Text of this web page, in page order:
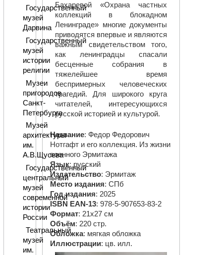
Бахаревой «Охрана частных
коллекций в блокадном
Ленинграде» многие документы
приводятся впервые и являются
важным свидетельством того,
как ленинградцы спасали
бесценные собрания в
тяжелейшее время
беспримерных человеческих
трагедий. Для широкого круга
читателей, интересующихся
русской историей и культурой.
Название: Федор Федорович
Нотгафт и его коллекция. Из жизни
военного Эрмитажа
Язык: русский
Издательство: Эрмитаж
Место издания: СПб
Год издания: 2025
ISBN EAN-13: 978-5-907653-83-2
Формат: 21х27 см
Объём: 220 стр.
Обложка: мягкая обложка
Иллюстрации: цв. илл.
Государственный
музей
Дарвина
Государственный
музей
истории
религии
Музеи
пригородов
Санкт-
Петербурга
Музей
архитектуры
им.
А.В.Щусева
Государственный
центральный
музей
современной
истории
России
Театральный
музей
им.